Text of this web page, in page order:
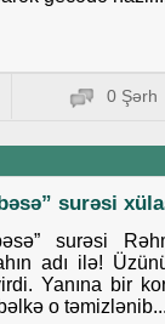
0 Şərh
surəsi
surəsi
adı ilə!
Yanına bir
o təmizlənib...